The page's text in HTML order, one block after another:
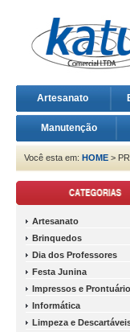
Artesanato
Manutenção
Você esta em: HOME >
Artesanato
Brinquedos
Dia dos Professores
Festa Junina
Impressos e
Informática
Limpeza e